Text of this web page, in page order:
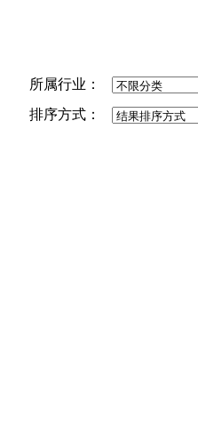
所属行业：
排序方式：